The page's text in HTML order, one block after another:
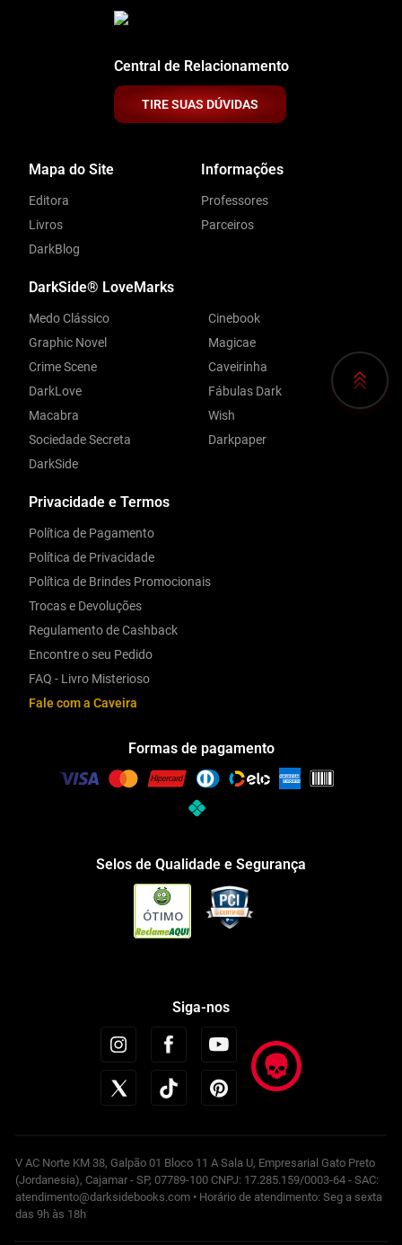
Central de Relacionamento
TIRE SUAS DÚVIDAS
Privacidade e Termos
Política de Pagamento
Política de Privacidade
Política de Brindes Promocionais
Trocas e Devoluções
Regulamento de Cashback
Encontre o seu Pedido
FAQ - Livro Misterioso
Fale com a Caveira
Mapa do Site
Editora
Livros
DarkBlog
Informações
Professores
Parceiros
DarkSide® LoveMarks
Medo Clássico
Graphic Novel
Crime Scene
DarkLove
Macabra
Sociedade Secreta
DarkSide
Cinebook
Magicae
Caveirinha
Fábulas Dark
Wish
Darkpaper
Formas de pagamento
Selos de Qualidade e Segurança
ÓTIMO
Siga-nos
V AC Norte KM 38, Galpão 01 Bloco 11 A Sala U, Empresarial Gato Preto
(Jordanesia), Cajamar - SP, 07789-100 CNPJ: 17.285.159/0003-64 - SAC:
atendimento@darksidebooks.com • Horário de atendimento: Seg a sexta
das 9h às 18h